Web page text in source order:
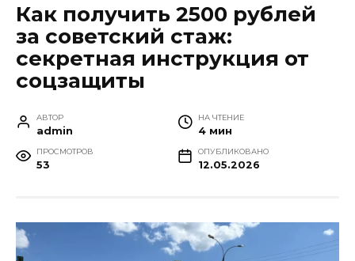
Как получить 2500 рублей
за советский стаж:
секретная инструкция от
соцзащиты
АВТОР
admin
НА ЧТЕНИЕ
4 мин
ПРОСМОТРОВ
53
ОПУБЛИКОВАНО
12.05.2026